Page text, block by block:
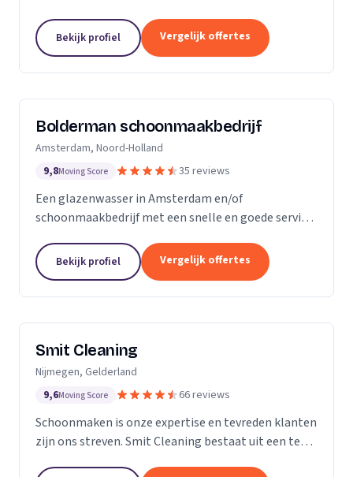
Bekijk profiel Vergelijk offertes
Bolderman schoonmaakbedrijf
Amsterdam, Noord-Holland
9,8Moving Score 35 reviews
Een glazenwasser in Amsterdam en/of
schoonmaakbedrijf met een snelle en goede service
schoonmaakmedewerkers zijn actief in héél
Amsterdam en ontzorgen u met...
Bekijk profiel Vergelijk offertes
Smit Cleaning
Nijmegen, Gelderland
9,6Moving Score 66 reviews
Schoonmaken is onze expertise en tevreden klanten
zijn ons streven. Smit Cleaning bestaat uit een team